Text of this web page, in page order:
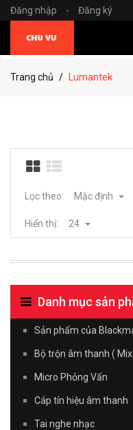
Đăng nhập - Đăng ký
Trang chủ Lumantek
Lọc theo: Mặc định
Hiển thị: 24
Danh mục sản
Sản phẩm của
Bộ trộn âm thanh (
Micro Phỏng Vấn
Cáp tín hiệu âm thanh
Tai nghe nhạc